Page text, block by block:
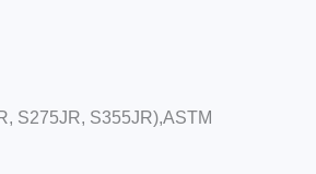
S275JR, S355JR),ASTM